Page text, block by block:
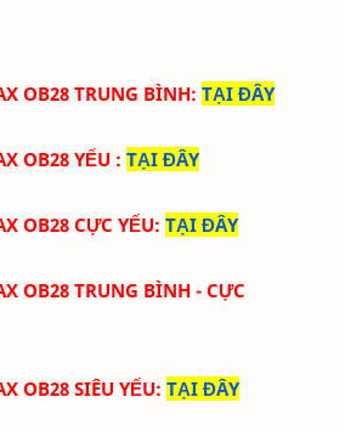
OB28 TRUNG BÌNH: TẠI ĐÂY
OB28 YẾU : TẠI ĐÂY
OB28 CỰC YẾU: TẠI ĐÂY
OB28 TRUNG BÌNH - CỰC
OB28 SIÊU YẾU: TẠI ĐÂY